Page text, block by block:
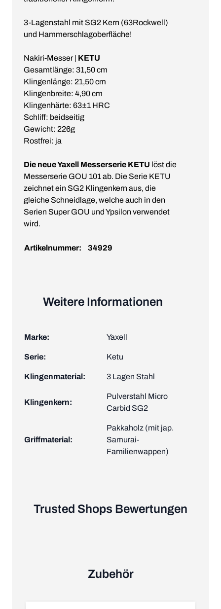
3-Lagenstahl mit SG2 Kern (63Rockwell)
und Hammerschlagoberfläche!
Nakiri-Messer | KETU
Gesamtlänge: 31,50 cm
Klingenlänge: 21,50 cm
Klingenbreite: 4,90 cm
Klingenhärte: 63±1 HRC
Schliff: beidseitig
Gewicht: 226g
Rostfrei: ja
Die neue Yaxell Messerserie KETU löst die
Messerserie GOU 101 ab. Die Serie KETU
zeichnet ein SG2 Klingenkern aus, die
gleiche Schneidlage, welche auch in den
Serien Super GOU und Ypsilon verwendet
wird.
Artikelnummer: 34929
Weitere Informationen
Marke: Yaxell
Serie: Ketu
Klingenmaterial: 3 Lagen Stahl
Klingenkern:
Pulverstahl Micro
Carbid SG2
Griffmaterial:
Pakkaholz (mit jap.
Samurai-
Familienwappen)
Trusted Shops Bewertungen
Zubehör